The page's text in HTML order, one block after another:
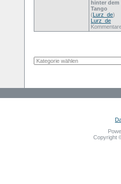
hinter dem
Tango
(Lurz_de)
Lurz_de
Copyright